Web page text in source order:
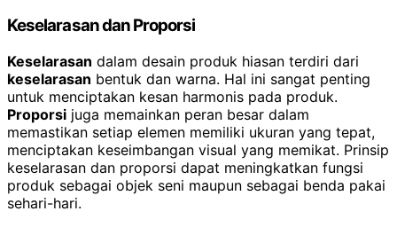
Keselarasan dan Proporsi
Keselarasan dalam desain produk hiasan terdiri dari
keselarasan bentuk dan warna. Hal ini sangat penting
untuk menciptakan kesan harmonis pada produk.
Proporsi juga memainkan peran besar dalam
memastikan setiap elemen memiliki ukuran yang tepat,
menciptakan keseimbangan visual yang memikat. Prinsip
keselarasan dan proporsi dapat meningkatkan fungsi
produk sebagai objek seni maupun sebagai benda pakai
sehari-hari.